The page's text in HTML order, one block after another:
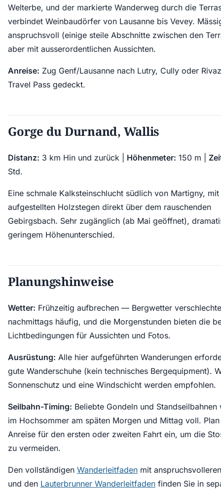
Welterbe, und der markierte Wanderweg durch die
verbindet Weinbaudörfer von Lausanne bis Vevey.
anspruchsvoll (einige steile Abschnitte zwischen den
aber mit ausserordentlichen Aussichten.
Anreise: Zug Genf/Lausanne nach Lutry, Cully oder
Travel Pass gedeckt.
Gorge du Durnand, Wallis
Distanz: 3 km Hin und zurück | Höhenmeter: 150 m |
Std.
Eine schmale Kalksteinschlucht südlich von Martigny, mit
aufgestellten Holzstegen direkt über dem rauschenden
Gebirgsbach. Sehr zugänglich (ab Mai geöffnet),
geringem Höhenunterschied.
Planungshinweise
Wetter: Frühzeitig aufbrechen — Bergwetter
nachmittags häufig, und die Morgenstunden bieten die
Lichtbedingungen für Aussichten und Fotos.
Ausrüstung: Alle hier aufgeführten Wanderungen
gute Wanderschuhe (kein technisches Bergequipment).
Sonnenschutz und eine Windschicht werden empfohlen.
Seilbahn-Timing: Beliebte Gondeln und Standseilbahnen
im Hochsommer am späten Morgen und Mittag voll.
Anreise für den ersten oder zweiten Fahrt ein, um die
zu vermeiden.
Den vollständigen Wanderleitfaden mit
und den Lauterbrunner Wanderleitfaden finden Sie in